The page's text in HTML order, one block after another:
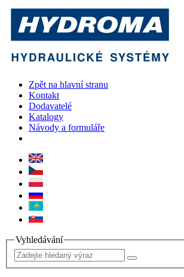
Zpět na hlavní stranu
Kontakt
Dodavatelé
Katalogy
Návody a formuláře
Vyhledávání